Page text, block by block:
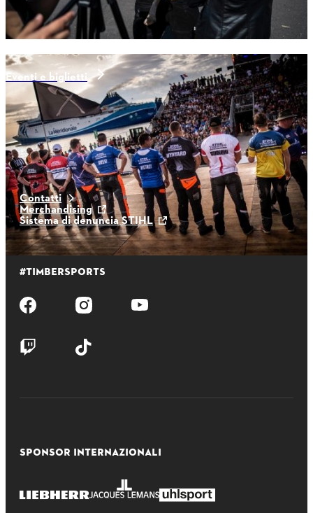
Eventi e biglietti
Ultime notizie
Contatti
Merchandising
Sistema di denuncia STIHL
#TIMBERSPORTS
SPONSOR INTERNAZIONALI